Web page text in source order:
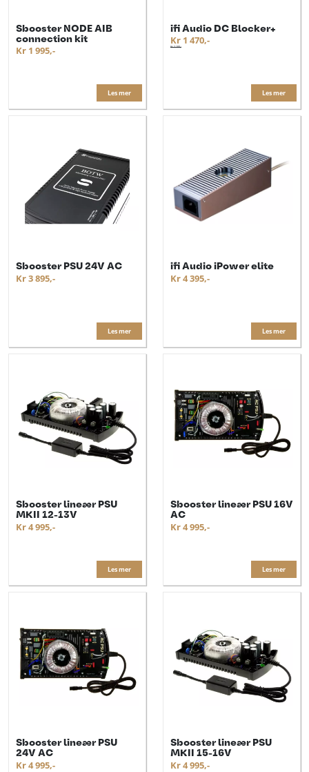
Sbooster NODE AIB
connection kit
Kr 1 995,-
Les mer
ifi Audio DC Blocker+
Kr 1 470,-
Kr 2 100,-
Les mer
Sbooster PSU 24V AC
Kr 3 895,-
Les mer
ifi Audio iPower elite
Kr 4 395,-
Les mer
Sbooster lineær PSU
MKII 12-13V
Kr 4 995,-
Les mer
Sbooster lineær PSU 16V
AC
Kr 4 995,-
Les mer
Sbooster lineær PSU
24V AC
Kr 4 995,-
Sbooster lineær PSU
MKII 15-16V
Kr 4 995,-